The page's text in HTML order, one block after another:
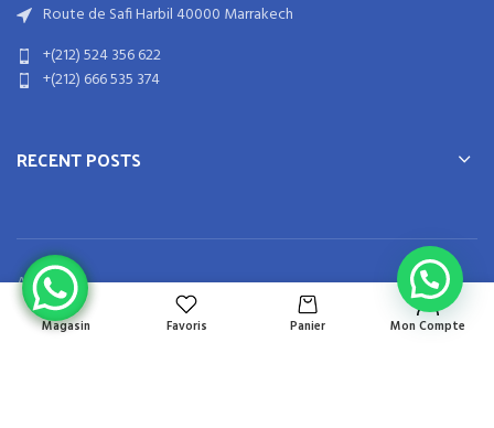
Route de Safi Harbil 40000 Marrakech
+(212) 524 356 622
+(212) 666 535 374
RECENT POSTS
Accueil
Boutique
Magasin Favoris Panier Mon Compte